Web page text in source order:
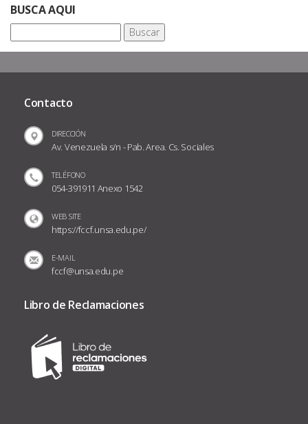
BUSCA AQUI
Contacto
DIRECCIÓN
Av. Venezuela s/n - Pab. Area. Cs. Sociales
TELÉFONO
054-391911 Anexo 1542
WEB SITE
https://fccf.unsa.edu.pe/
E-MAIL
fccf@unsa.edu.pe
Libro de Reclamaciones